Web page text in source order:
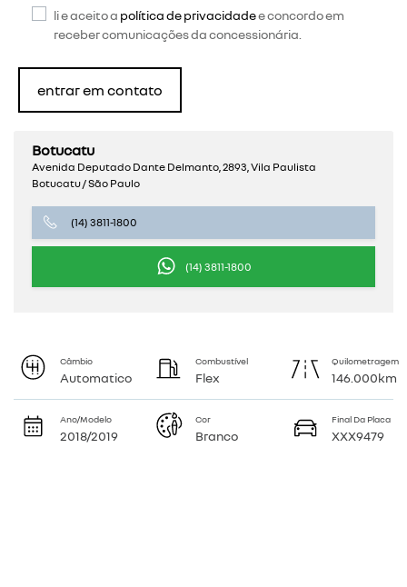
Botucatu
Avenida Deputado Dante Delmanto, 2893, Vila Paulista
Botucatu / São Paulo
(14) 3811-1800
(14) 3811-1800
li e aceito a política de privacidadee concordo em
receber comunicações da concessionária.
entrar em contato
Câmbio
Automatico
Combustível
Flex
Quilometragem
146.000km
Ano/Modelo
2018/2019
Cor
Branco
Final Da Placa
XXX9479